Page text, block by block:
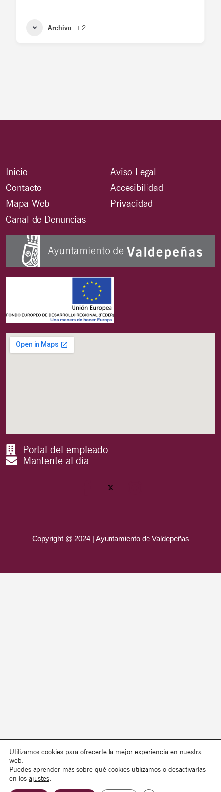
Archivo +2
Inicio
Contacto
Mapa Web
Canal de Denuncias
Aviso Legal
Accesibilidad
Privacidad
Portal del empleado
Mantente al día
Copyright @ 2024 | Ayuntamiento de Valdepeñas
Utilizamos cookies para ofrecerte la mejor experiencia en nuestra
web.
Puedes aprender más sobre qué cookies utilizamos o desactivarlas
en los ajustes